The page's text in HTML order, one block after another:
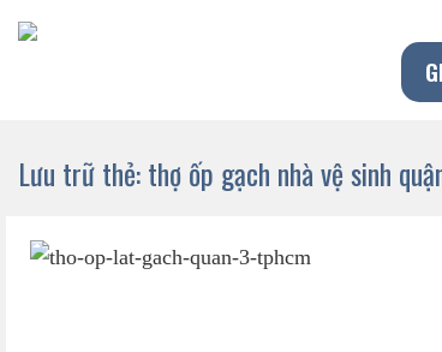
Chuyển
đến
Lưu trữ thẻ:thợ ốp gạch nhà vệ sinh